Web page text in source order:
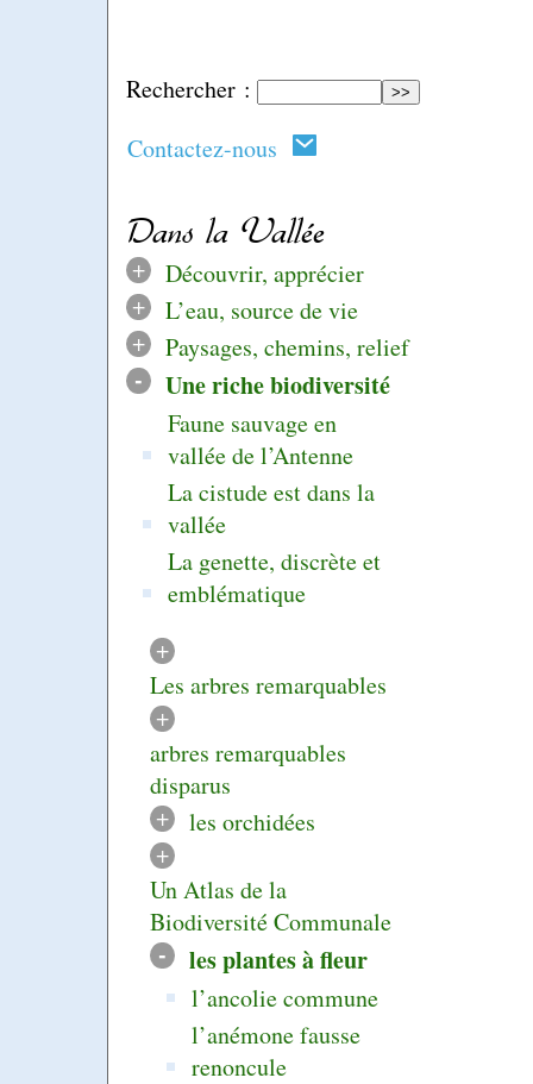
Rechercher :
Contactez-nous
Dans la Vallée
+
Découvrir, apprécier
+
L’eau, source de vie
+
Paysages, chemins, relief
- Une riche biodiversité
Faune sauvage en
vallée de l’Antenne
La cistude est dans la
vallée
La genette, discrète et
emblématique
+
Les arbres remarquables
+
arbres remarquables
disparus
+
les orchidées
+
Un Atlas de la
Biodiversité Communale
- les plantes à fleur
l’ancolie commune
l’anémone fausse
renoncule